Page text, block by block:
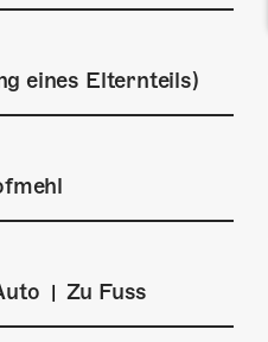
eines Elternteils)
Zu Fuss